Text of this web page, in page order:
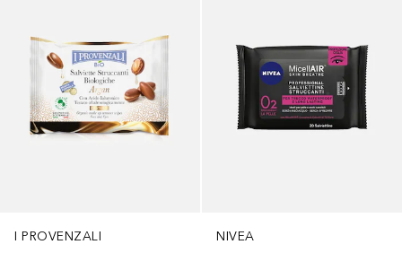
I PROVENZALI
NIVEA